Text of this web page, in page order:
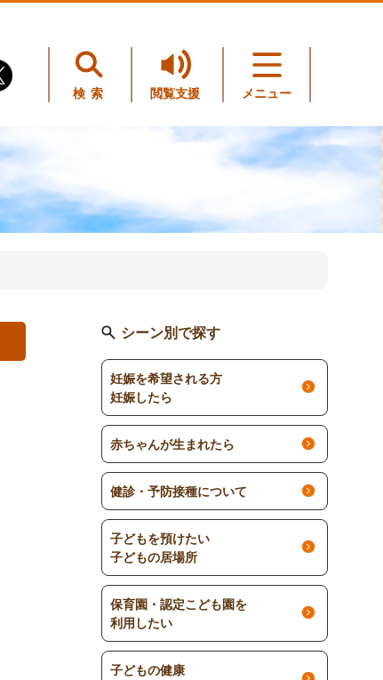
検索 閲覧支援 メニュー
シーン別で探す
妊娠を希望される方
妊娠したら
赤ちゃんが生まれたら
健診・予防接種について
子どもを預けたい
子どもの居場所
保育園・認定こども園を
利用したい
子どもの健康